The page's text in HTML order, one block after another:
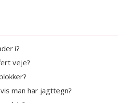
i?
veje?
man har jagttegn?